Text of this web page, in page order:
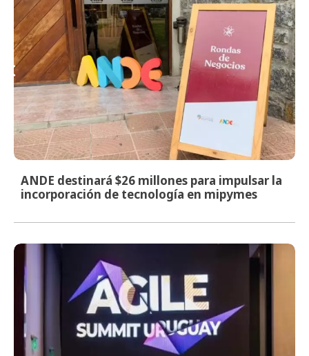
ANDE destinará $26 millones para impulsar la
incorporación de tecnología en mipymes